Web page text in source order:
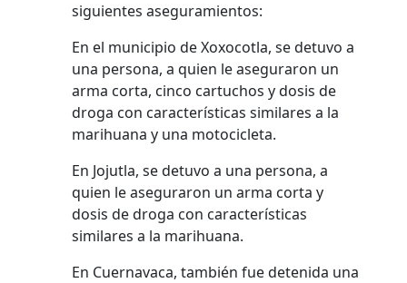
siguientes aseguramientos:
En el municipio de Xoxocotla, se detuvo a
una persona, a quien le aseguraron un
arma corta, cinco cartuchos y dosis de
droga con características similares a la
marihuana y una motocicleta.
En Jojutla, se detuvo a una persona, a
quien le aseguraron un arma corta y
dosis de droga con características
similares a la marihuana.
En Cuernavaca, también fue detenida una